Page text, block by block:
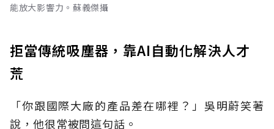
能放大影響力。蘇義傑攝
拒當傳統吸塵器，靠AI自動化解決人才
荒
「你跟國際大廠的產品差在哪裡？」吳明蔚笑著
說，他很常被問這句話。